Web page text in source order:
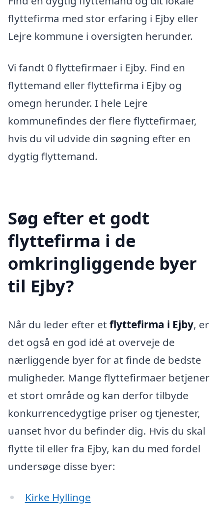
flyttefirma med stor erfaring i Ejby eller
Lejre kommune i oversigten herunder.
Vi fandt 0 flyttefirmaer i Ejby. Find en
flyttemand eller flyttefirma i Ejby og
omegn herunder. I hele Lejre
kommunefindes der flere flyttefirmaer,
hvis du vil udvide din søgning efter en
dygtig flyttemand.
Søg efter et godt
flyttefirma i de
omkringliggende byer
til Ejby?
Når du leder efter et flyttefirma i Ejby, er
det også en god idé at overveje de
nærliggende byer for at finde de bedste
muligheder. Mange flyttefirmaer betjener
et stort område og kan derfor tilbyde
konkurrencedygtige priser og tjenester,
uanset hvor du befinder dig. Hvis du skal
flytte til eller fra Ejby, kan du med fordel
undersøge disse byer:
Kirke Hyllinge